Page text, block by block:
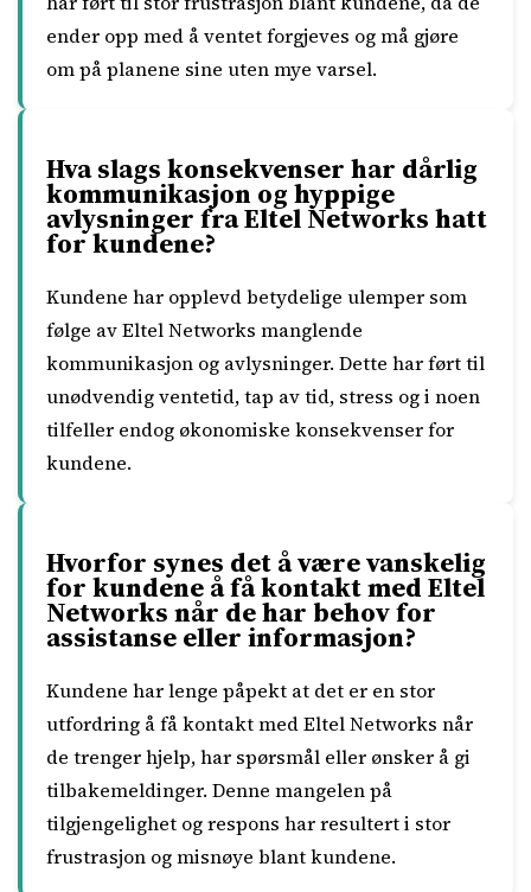
ender opp med å ventet forgjeves og må gjøre
om på planene sine uten mye varsel.
Hva slags konsekvenser har dårlig
kommunikasjon og hyppige
avlysninger fra Eltel Networks hatt
for kundene?
Kundene har opplevd betydelige ulemper som
følge av Eltel Networks manglende
kommunikasjon og avlysninger. Dette har ført til
unødvendig ventetid, tap av tid, stress og i noen
tilfeller endog økonomiske konsekvenser for
kundene.
Hvorfor synes det å være vanskelig
for kundene å få kontakt med Eltel
Networks når de har behov for
assistanse eller informasjon?
Kundene har lenge påpekt at det er en stor
utfordring å få kontakt med Eltel Networks når
de trenger hjelp, har spørsmål eller ønsker å gi
tilbakemeldinger. Denne mangelen på
tilgjengelighet og respons har resultert i stor
frustrasjon og misnøye blant kundene.